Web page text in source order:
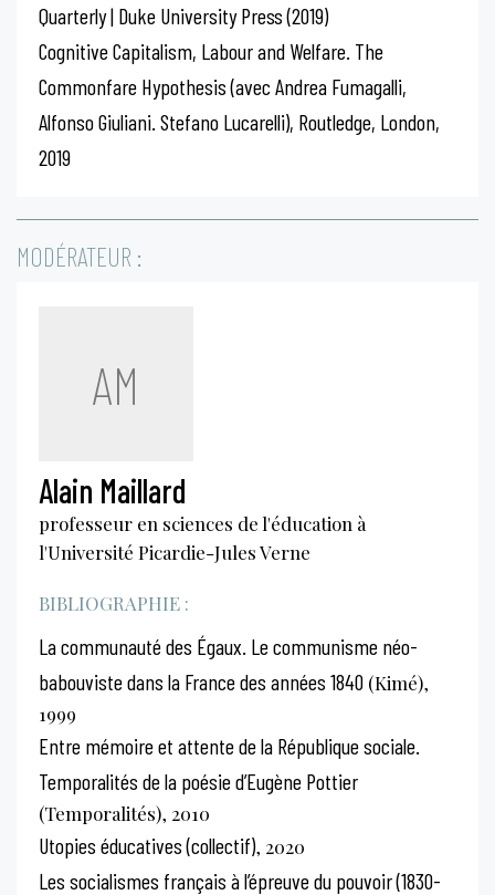
Quarterly | Duke University Press (2019)
Cognitive Capitalism, Labour and Welfare. The
Commonfare Hypothesis (avec Andrea Fumagalli,
Alfonso Giuliani. Stefano Lucarelli), Routledge, London,
2019
MODÉRATEUR :
AM
Alain Maillard
professeur en sciences de l'éducation à
l'Université Picardie-Jules Verne
BIBLIOGRAPHIE :
La communauté des Égaux. Le communisme néo-
babouviste dans la France des années 1840 (Kimé),
1999
Entre mémoire et attente de la République sociale.
Temporalités de la poésie d’Eugène Pottier
(Temporalités), 2010
Utopies éducatives (collectif), 2020
Les socialismes français à l’épreuve du pouvoir (1830-